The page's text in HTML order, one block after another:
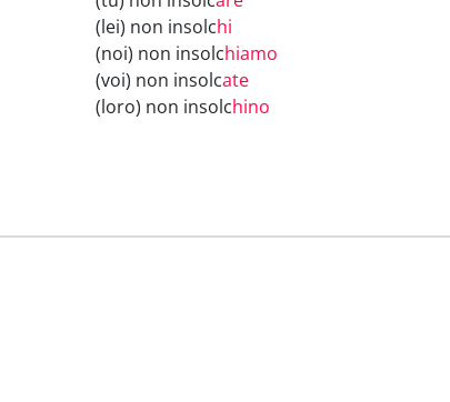
(lei) non insolchi
(noi) non insolchiamo
(voi) non insolcate
(loro) non insolchino